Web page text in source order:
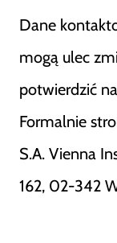
Dane
mogą ulec
potwierdzić
Formalnie
S.A. Vienna
162, 02-342